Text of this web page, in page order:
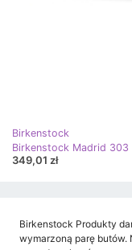
Birkenstock
Birkenstock Madrid 303
349,01 zł
Birkenstock Produkty
wymarzoną parę